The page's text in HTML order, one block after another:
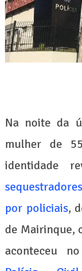
Na noite da
mulher de
identidade
por policiais,
de Mairinque,
aconteceu